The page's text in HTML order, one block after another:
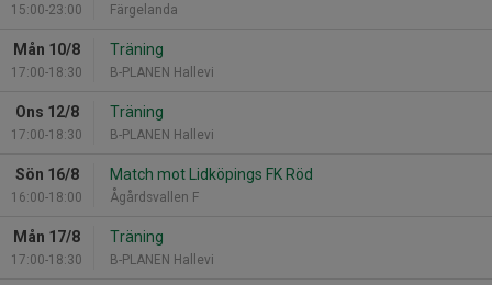
15:00-23:00 Färgelanda
Mån 10/8
17:00-18:30
Träning
B-PLANEN Hallevi
Ons 12/8
17:00-18:30
Träning
B-PLANEN Hallevi
Sön 16/8
16:00-18:00
Match mot Lidköpings FK Röd
Ågårdsvallen F
Mån 17/8
17:00-18:30
Träning
B-PLANEN Hallevi